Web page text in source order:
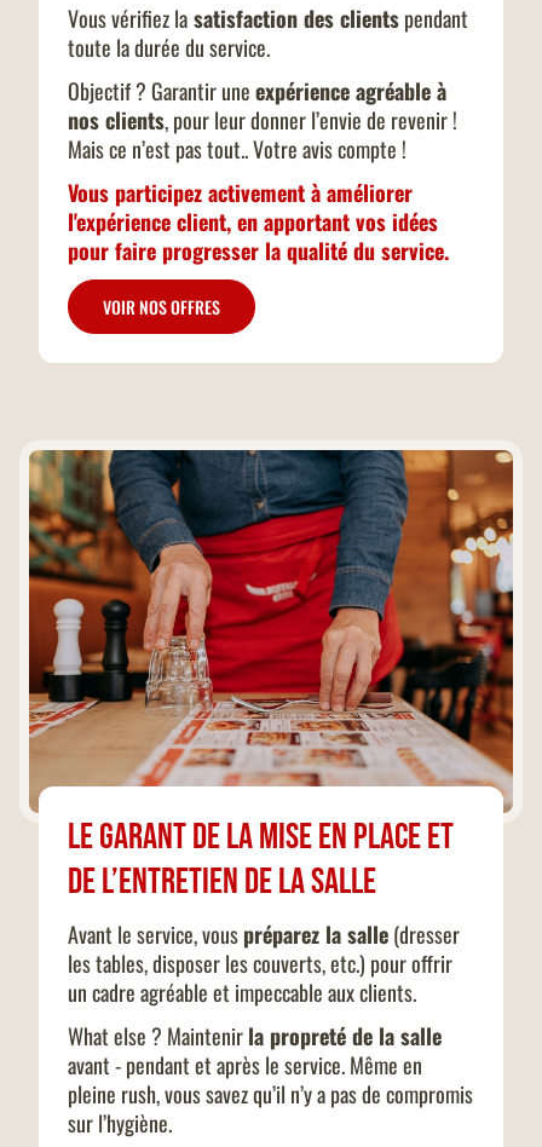
Vous vérifiez lasatisfaction des clientspendant
toute la durée du service.
Objectif ? Garantir uneexpérience agréable à
nos clients, pour leur donner l’envie de revenir !
Mais ce n’est pas tout.. Votre avis compte !
Vous participez activement à améliorer
l'expérience client, en apportant vos idées
pour faire progresser la qualité du service.
VOIR NOS OFFRES
Le garant de la mise en place et
de l’entretien de la salle
Avant le service, vouspréparez la salle(dresser
les tables, disposer les couverts, etc.) pour offrir
un cadre agréable et impeccable aux clients.
What else ? Maintenirla propreté de la salle
avant - pendant et après le service. Même en
pleine rush, vous savez qu’il n’y a pas de compromis
sur l’hygiène.